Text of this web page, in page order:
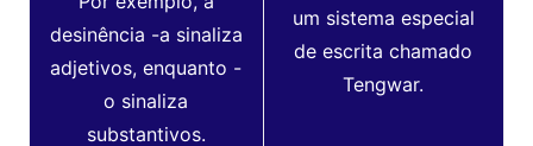
desinência -a sinaliza
adjetivos, enquanto -
o sinaliza
substantivos.
um sistema especial
de escrita chamado
Tengwar.